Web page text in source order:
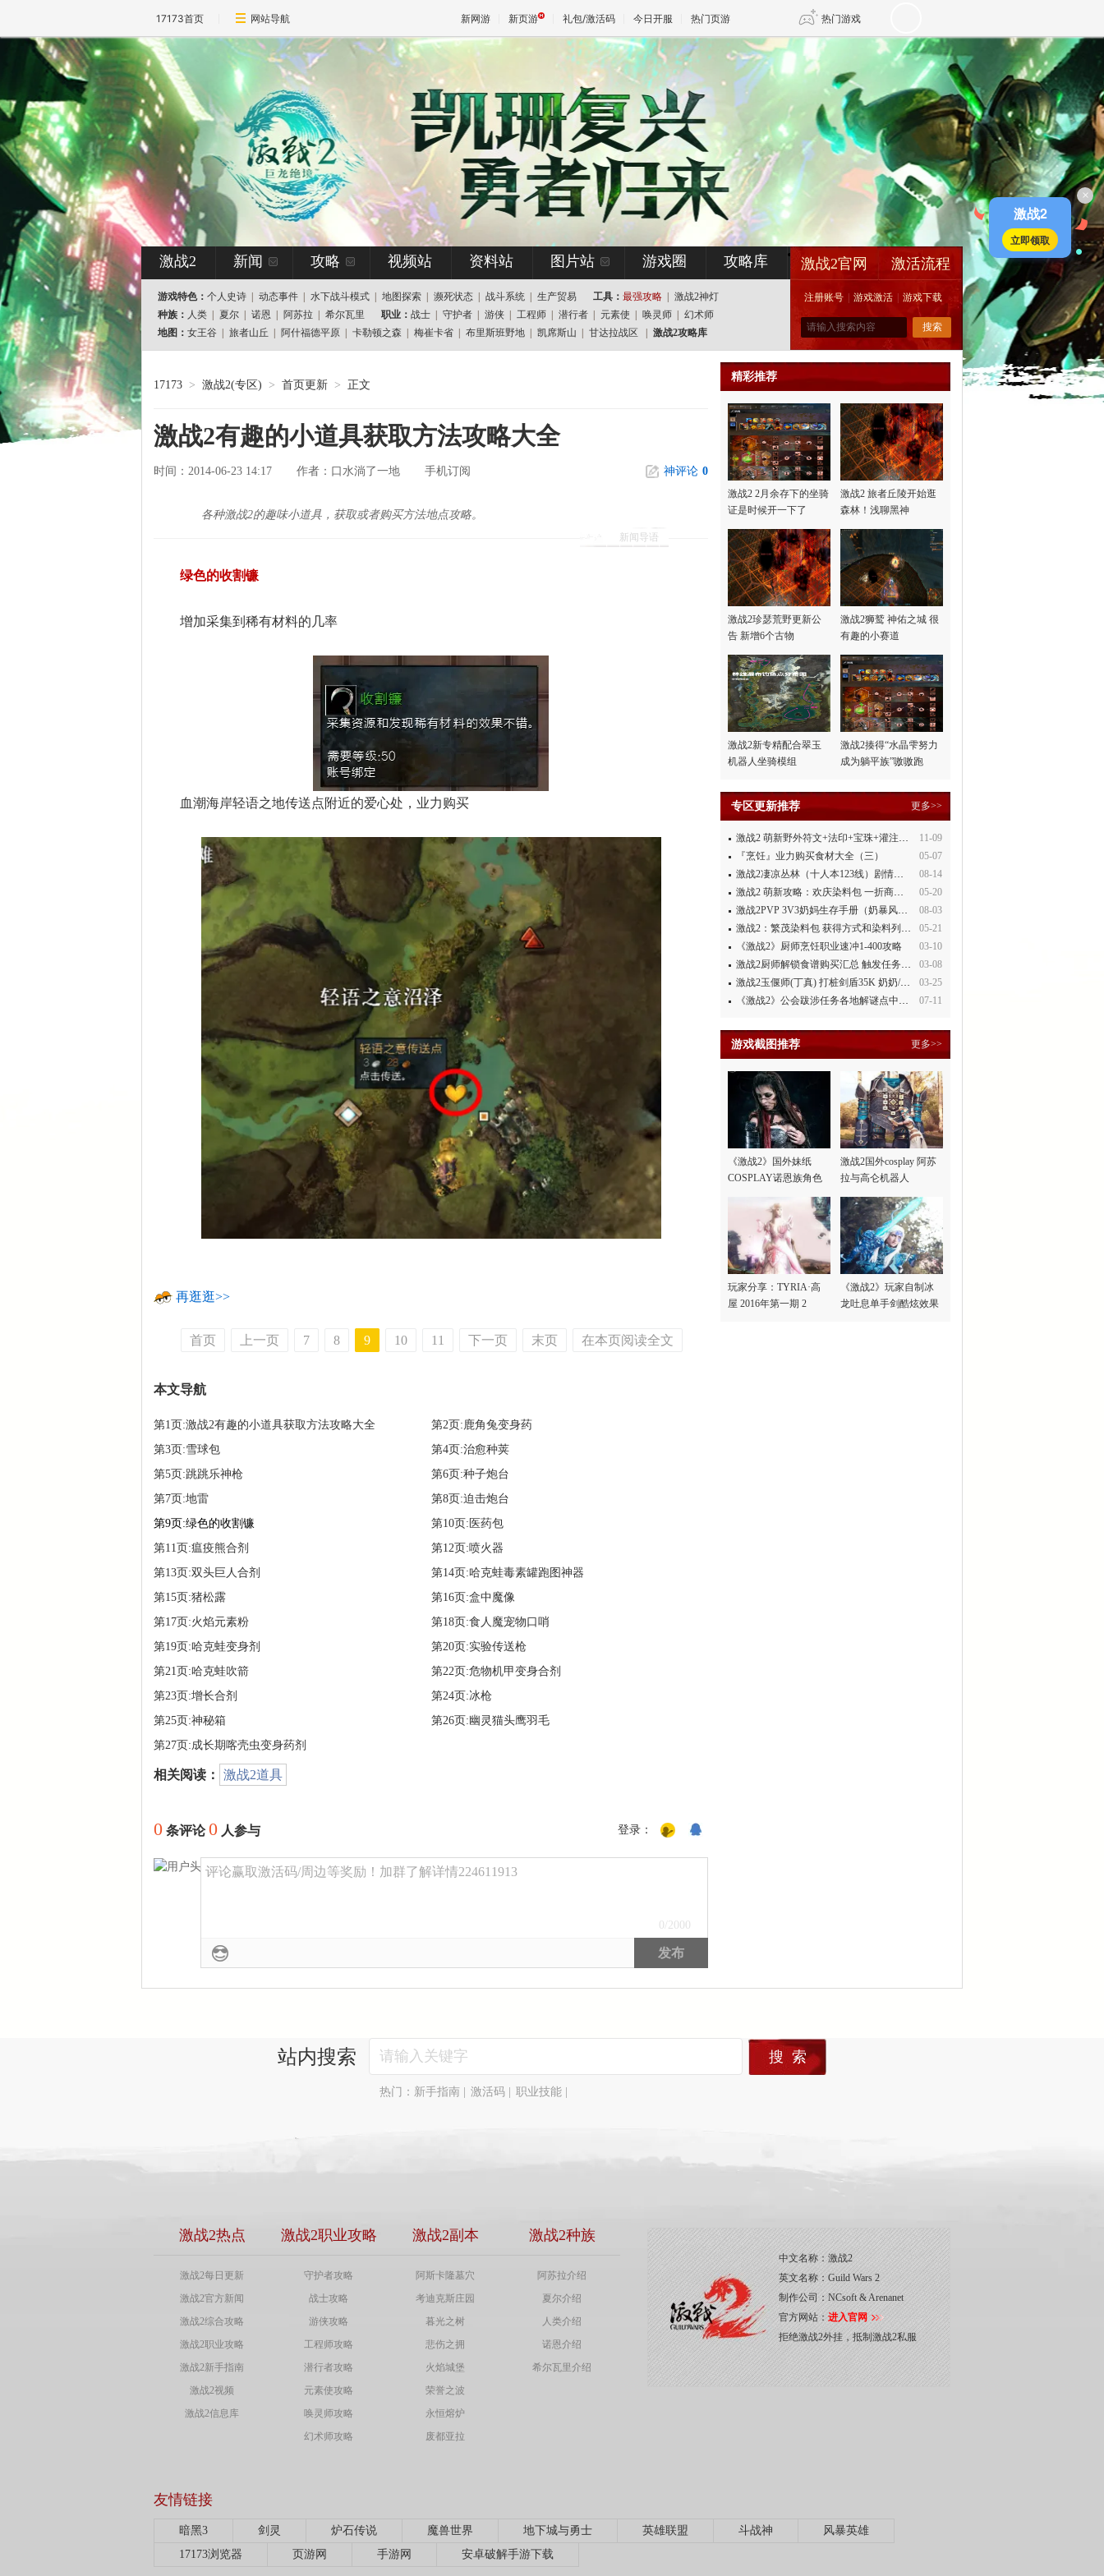
17173首页 网站导航 新网游 新页游 礼包/激活码 今日开服 热门页游 热门游戏
传奇4
天堂 剑网3旗舰版 新天龙八部
王权与自由 诛仙世界
激战2 新闻 攻略 视频站 资料站 图片站 游戏圈 攻略库
游戏特色： 个人史诗 动态事件 水下战斗模式 地图探索 濒死状态 战斗系统 生产贸易 工具： 最强攻略
激战2神灯
种族： 人类 夏尔 诺恩 阿苏拉 希尔瓦里 职业： 战士 守护者 游侠 工程师 潜行者 元素使 唤灵师
幻术师
地图： 女王谷 旅者山丘 阿什福德平原 卡勒顿之森 梅崔卡省 布里斯班野地 凯席斯山 甘达拉战区 激战2攻略库
激战2官网 激活流程
注册账号 游戏激活 游戏下载
17173 > 激战2(专区) > 首页更新 > 正文
激战2有趣的小道具获取方法攻略大全
时间：2014-06-23 14:17 作者： 口水淌了一地 手机订阅 神评论 0
新闻导语
各种激战2的趣味小道具，获取或者购买方法地点攻略。
绿色的收割镰
增加采集到稀有材料的几率
血潮海岸轻语之地传送点附近的爱心处，业力购买
再逛逛>>
首页 上一页 7 8 9 10 11 下一页 末页 在本页阅读全文
本文导航
第1页:激战2有趣的小道具获取方法攻略大全
第3页:雪球包
第5页:跳跳乐神枪
第7页:地雷
第9页:绿色的收割镰
第11页:瘟疫熊合剂
第13页:双头巨人合剂
第15页:猪松露
第17页:火焰元素粉
第19页:哈克蛙变身剂
第21页:哈克蛙吹箭
第23页:增长合剂
第25页:神秘箱
第27页:成长期喀壳虫变身药剂
第2页:鹿角兔变身药
第4页:治愈种荚
第6页:种子炮台
第8页:迫击炮台
第10页:医药包
第12页:喷火器
第14页:哈克蛙毒素罐跑图神器
第16页:盒中魔像
第18页:食人魔宠物口哨
第20页:实验传送枪
第22页:危物机甲变身合剂
第24页:冰枪
第26页:幽灵猫头鹰羽毛
相关阅读： 激战2道具
0 条评论0 人参与 登录：
评论赢取激活码/周边等奖励！加群了解详情224611913
0 /2000
发布
精彩推荐
激战2 2月余存下的坐骑
证是时候开一下了
激战2 旅者丘陵开始逛
森林！浅聊黑神
话“悟…
激战2珍瑟荒野更新公
告 新增6个古物
激战2狮鹫 神佑之城 很
有趣的小赛道
激战2新专精配合翠玉
机器人坐骑模组
激战2揍得“水晶雫努力
成为躺平族”嗷嗷跑
专区更新推荐 更多>>
11-09
激战2 萌新野外符文+法印+宝珠+灌注全讲解
05-07
『烹饪』业力购买食材大全（三）
08-14
激战2凄凉丛林（十人本123线）剧情整理
05-20
激战2 萌新攻略：欢庆染料包 一折商场買
08-03
激战2PVP 3V3奶妈生存手册（奶暴风、奶守护）
05-21
激战2：繁茂染料包 获得方式和染料列表
03-10
《激战2》厨师烹饪职业速冲1-400攻略
03-08
激战2厨师解锁食谱购买汇总 触发任务攻略
03-25
激战2玉偃师(丁真) 打桩剑盾35K 奶奶/萌新都会玩
07-11
《激战2》公会跋涉任务各地解谜点中文攻略
游戏截图推荐 更多>>
《激战2》国外妹纸
COSPLAY诺恩族角色
激战2国外cosplay 阿苏
拉与高仑机器人
玩家分享：TYRIA·高
屋 2016年第一期 2
《激战2》玩家自制冰
龙吐息单手剑酷炫效果
站内搜索
热门： 新手指南 激活码 职业技能
激战2热点
激战2每日更新
激战2官方新闻
激战2综合攻略
激战2职业攻略
激战2新手指南
激战2视频
激战2信息库
激战2职业攻略
守护者攻略
战士攻略
游侠攻略
工程师攻略
潜行者攻略
元素使攻略
唤灵师攻略
幻术师攻略
激战2副本
阿斯卡隆墓穴
考迪克斯庄园
暮光之树
悲伤之拥
火焰城堡
荣誉之波
永恒熔炉
废都亚拉
激战2种族
阿苏拉介绍
夏尔介绍
人类介绍
诺恩介绍
希尔瓦里介绍
中文名称：激战2
英文名称： Guild Wars 2
制作公司：NCsoft & Arenanet
官方网站：进入官网
拒绝激战2外挂，抵制激战2私服
友情链接
暗黑3 剑灵 炉石传说 魔兽世界 地下城与勇士 英雄联盟 斗战神
风暴英雄
17173浏览器
页游网 手游网 安卓破解手游下载
×
激战2
立即领取